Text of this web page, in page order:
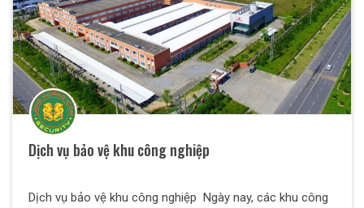
Dịch vụ bảo vệ khu công nghiệp
Dịch vụ bảo vệ khu công nghiệp Ngày nay, các khu công